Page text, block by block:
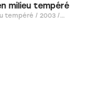
milieu tempéré
Violence des échanges en milieu tempéré / 2003 /